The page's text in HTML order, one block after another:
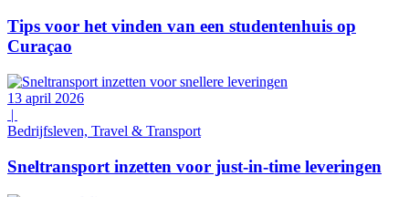
Tips voor het vinden van een studentenhuis op
Curaçao
13 april 2026
|
Bedrijfsleven, Travel & Transport
Sneltransport inzetten voor just-in-time leveringen